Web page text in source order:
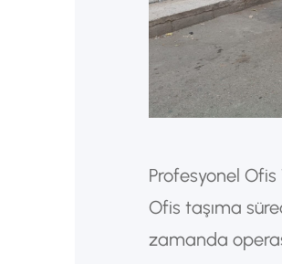
Profesyonel Ofis
Ofis taşıma
zamanda